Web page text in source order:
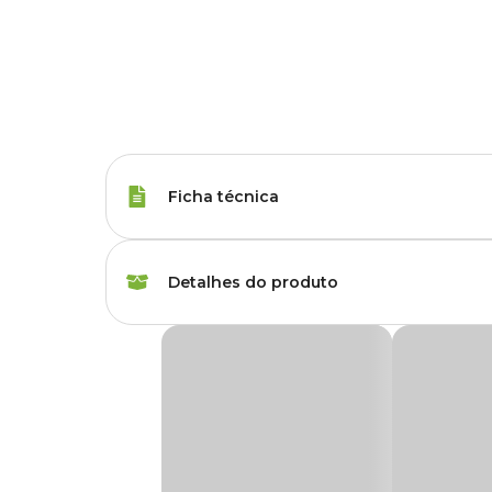
Ficha técnica
Gênero Unissex
Detalhes do produto